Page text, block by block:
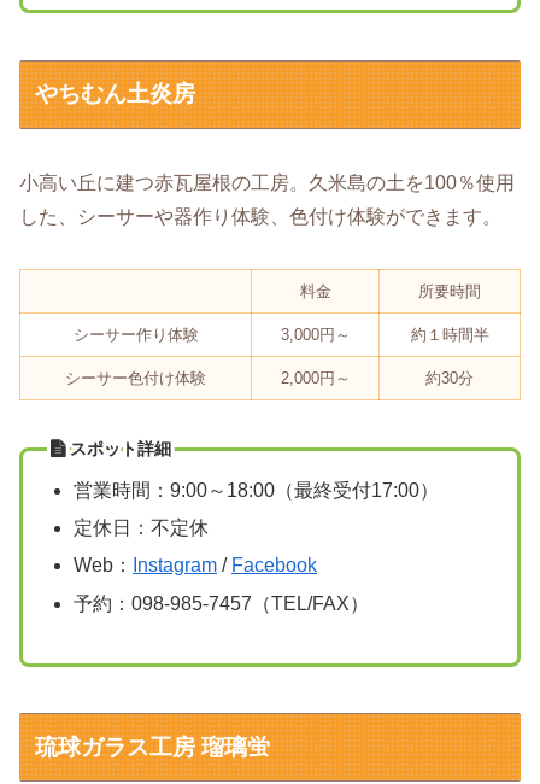
やちむん土炎房
小高い丘に建つ赤瓦屋根の工房。久米島の土を100％使用
した、シーサーや器作り体験、色付け体験ができます。
料金 所要時間
シーサー作り体験 3,000円～ 約１時間半
シーサー色付け体験 2,000円～ 約30分
スポット詳細
営業時間：9:00～18:00（最終受付17:00）
定休日：不定休
Web：
Instagram/ Facebook
予約：098-985-7457（TEL/FAX）
琉球ガラス工房 瑠璃蛍